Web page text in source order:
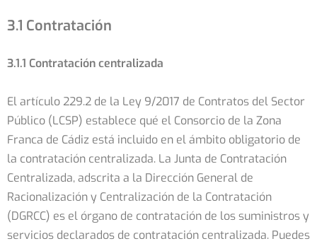
3.1 Contratación
3.1.1 Contratación centralizada
El artículo 229.2 de la Ley 9/2017 de Contratos del Sector
Público (LCSP) establece qué el Consorcio de la Zona
Franca de Cádiz está incluido en el ámbito obligatorio de
la contratación centralizada. La Junta de Contratación
Centralizada, adscrita a la Dirección General de
Racionalización y Centralización de la Contratación
(DGRCC) es el órgano de contratación de los suministros y
servicios declarados de contratación centralizada. Puedes